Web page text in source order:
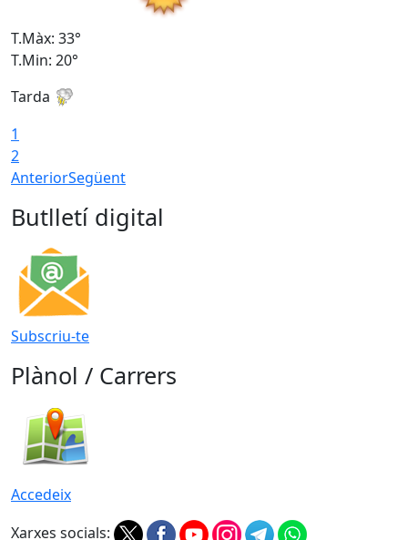
T.Màx: 33°
T.Min: 20°
Tarda
1
2
AnteriorSegüent
Butlletí digital
Subscriu-te
Plànol / Carrers
Accedeix
Xarxes socials: